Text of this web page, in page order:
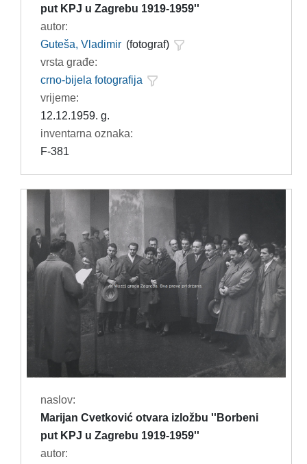
put KPJ u Zagrebu 1919-1959''
autor:
Guteša, Vladimir (fotograf)
vrsta građe:
crno-bijela fotografija
vrijeme:
12.12.1959. g.
inventarna oznaka:
F-381
naslov:
Marijan Cvetković otvara izložbu ''Borbeni
put KPJ u Zagrebu 1919-1959''
autor: